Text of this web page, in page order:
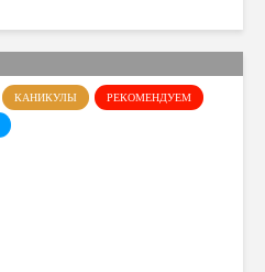
КАНИКУЛЫ
РЕКОМЕНДУЕМ